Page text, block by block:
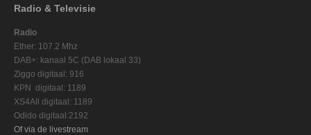
Radio & Televisie
Radio
Ether: 107.2 Mhz
DAB+: kanaal 5C (DAB lokaal 33)
Ziggo digitaal: 916
KPN digitaal: 1189
XS4All digitaal: 1189
Odido digitaal:2192
Of via de livestream